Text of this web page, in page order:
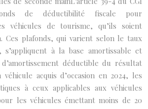
de déductibilité fiscale pour
véhicules de tourisme, qu’ils soient
Ces plafonds, qui varient selon le taux
s’appliquent à la base amortissable et
déductible du résultat
acquis d’occasion en 2024, les
à ceux applicables aux véhicules
les véhicules émettant moins de 20